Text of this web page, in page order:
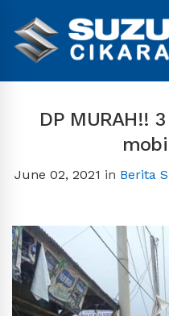
DP MURAH!!
June 02, 2021 in Berita